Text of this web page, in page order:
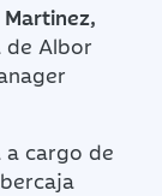
Martinez,
de Albor
a cargo de